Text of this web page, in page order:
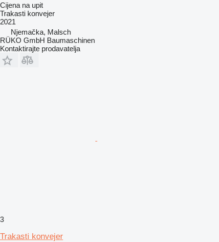
Cijena na upit
Trakasti konvejer
2021
Njemačka, Malsch
RÜKO GmbH Baumaschinen
Kontaktirajte prodavatelja
3
Trakasti konvejer